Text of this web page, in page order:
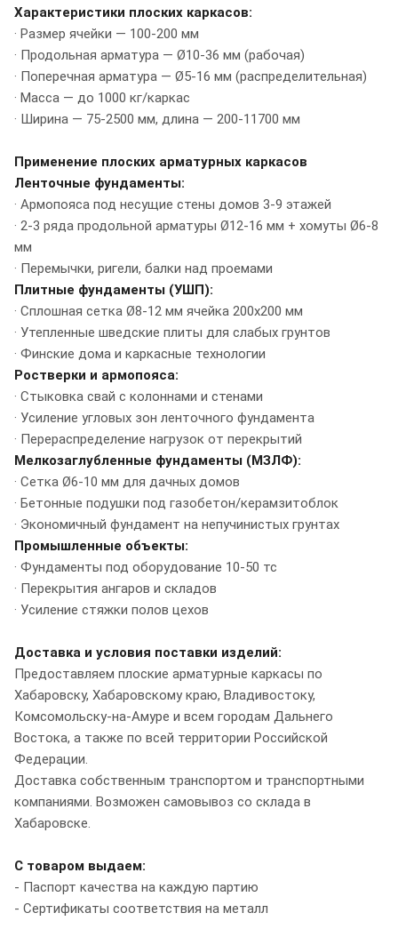
Характеристики плоских каркасов:
· Размер ячейки — 100-200 мм
· Продольная арматура — Ø10-36 мм (рабочая)
· Поперечная арматура — Ø5-16 мм (распределительная)
· Масса — до 1000 кг/каркас
· Ширина — 75-2500 мм, длина — 200-11700 мм
Применение плоских арматурных каркасов
Ленточные фундаменты:
· Армопояса под несущие стены домов 3-9 этажей
· 2-3 ряда продольной арматуры Ø12-16 мм + хомуты Ø6-8
мм
· Перемычки, ригели, балки над проемами
Плитные фундаменты (УШП):
· Сплошная сетка Ø8-12 мм ячейка 200х200 мм
· Утепленные шведские плиты для слабых грунтов
· Финские дома и каркасные технологии
Ростверки и армопояса:
· Стыковка свай с колоннами и стенами
· Усиление угловых зон ленточного фундамента
· Перераспределение нагрузок от перекрытий
Мелкозаглубленные фундаменты (МЗЛФ):
· Сетка Ø6-10 мм для дачных домов
· Бетонные подушки под газобетон/керамзитоблок
· Экономичный фундамент на непучинистых грунтах
Промышленные объекты:
· Фундаменты под оборудование 10-50 тс
· Перекрытия ангаров и складов
· Усиление стяжки полов цехов
Доставка и условия поставки изделий:
Предоставляем плоские арматурные каркасы по
Хабаровску, Хабаровскому краю, Владивостоку,
Комсомольску-на-Амуре и всем городам Дальнего
Востока, а также по всей территории Российской
Федерации.
Доставка собственным транспортом и транспортными
компаниями. Возможен самовывоз со склада в
Хабаровске.
С товаром выдаем:
- Паспорт качества на каждую партию
- Сертификаты соответствия на металл